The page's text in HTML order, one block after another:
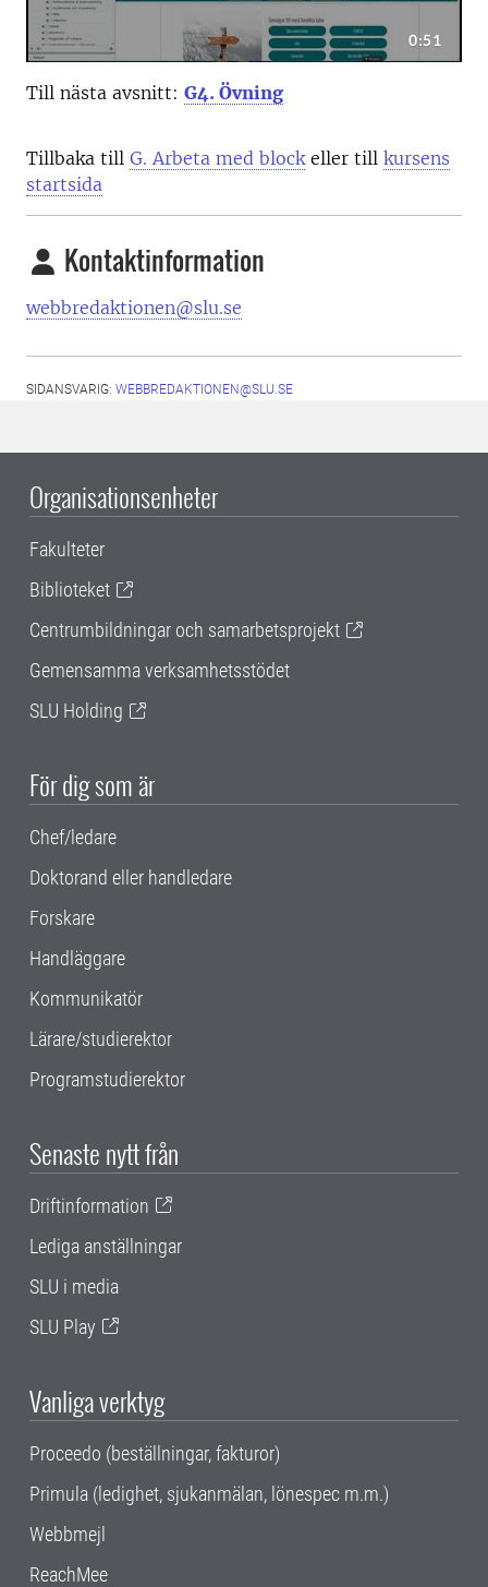
Till nästa avsnitt: G4. Övning
Tillbaka till G. Arbeta med blockeller till kursens
startsida
Kontaktinformation
webbredaktionen@slu.se
SIDANSVARIG: WEBBREDAKTIONEN@SLU.SE
Organisationsenheter
Fakulteter
Biblioteket
Centrumbildningar och samarbetsprojekt
Gemensamma verksamhetsstödet
SLU Holding
För dig som är
Chef/ledare
Doktorand eller handledare
Forskare
Handläggare
Kommunikatör
Lärare/studierektor
Programstudierektor
Senaste nytt från
Driftinformation
Lediga anställningar
SLU i media
SLU Play
Vanliga verktyg
Proceedo (beställningar, fakturor)
Primula (ledighet, sjukanmälan, lönespec m.m.)
Webbmejl
ReachMee